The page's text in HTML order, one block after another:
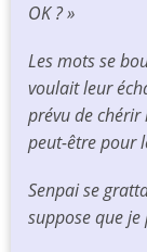
OK ? »
Les mots se
voulait leur
prévu de
peut-être pour
Senpai se
suppose que